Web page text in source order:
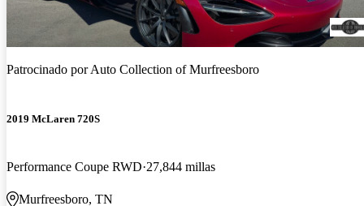
Patrocinado porAuto Collection of Murfreesboro
2019 McLaren 720S
Performance Coupe RWD 27,844 millas
Murfreesboro, TN